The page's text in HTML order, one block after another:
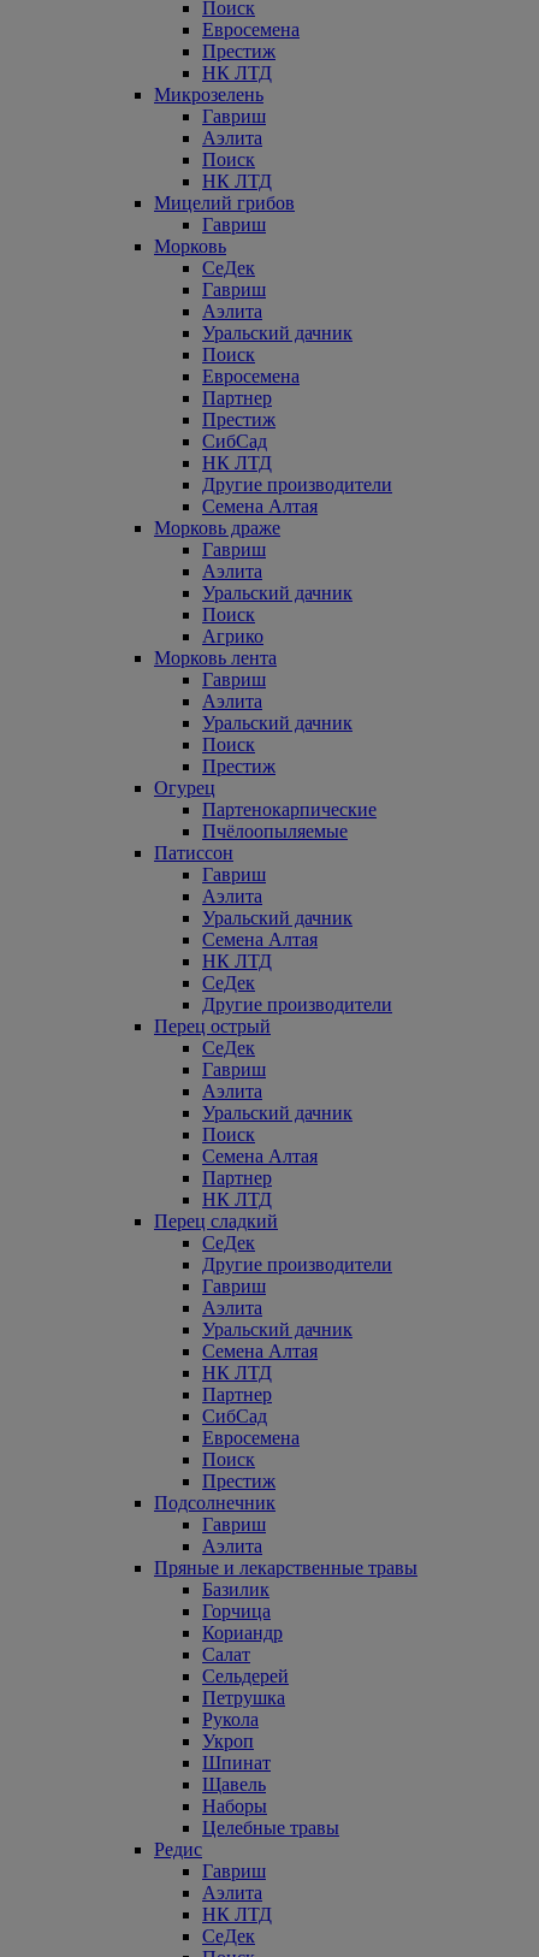
Поиск
Евросемена
Престиж
НК ЛТД
Микрозелень
Гавриш
Аэлита
Поиск
НК ЛТД
Мицелий грибов
Гавриш
Морковь
СеДек
Гавриш
Аэлита
Уральский дачник
Поиск
Евросемена
Партнер
Престиж
СибСад
НК ЛТД
Другие производители
Семена Алтая
Морковь драже
Гавриш
Аэлита
Уральский дачник
Поиск
Агрико
Морковь лента
Гавриш
Аэлита
Уральский дачник
Поиск
Престиж
Огурец
Партенокарпические
Пчёлоопыляемые
Патиссон
Гавриш
Аэлита
Уральский дачник
Семена Алтая
НК ЛТД
СеДек
Другие производители
Перец острый
СеДек
Гавриш
Аэлита
Уральский дачник
Поиск
Семена Алтая
Партнер
НК ЛТД
Перец сладкий
СеДек
Другие производители
Гавриш
Аэлита
Уральский дачник
Семена Алтая
НК ЛТД
Партнер
СибСад
Евросемена
Поиск
Престиж
Подсолнечник
Гавриш
Аэлита
Пряные и лекарственные травы
Базилик
Горчица
Кориандр
Салат
Сельдерей
Петрушка
Рукола
Укроп
Шпинат
Щавель
Наборы
Целебные травы
Редис
Гавриш
Аэлита
НК ЛТД
СеДек